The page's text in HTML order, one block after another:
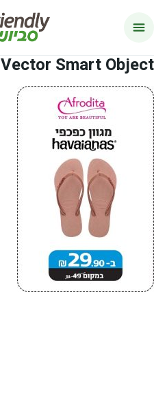
Vector Smart Object